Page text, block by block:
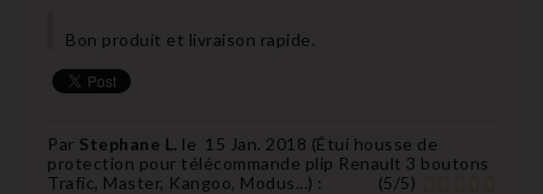
Bon produit et livraison rapide.
Par Stephane L. le 15 Jan. 2018 (Étui housse de
protection pour télécommande plip Renault 3 boutons
Trafic, Master, Kangoo, Modus...) : (5/5)